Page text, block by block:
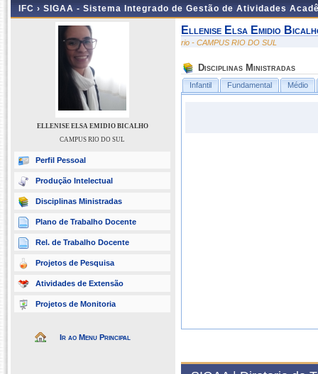
IFC › SIGAA - Sistema Integrado de Gestão de Atividades
ELLENISE ELSA EMIDIO BICALHO
CAMPUS RIO DO SUL
Perfil Pessoal
Produção Intelectual
Disciplinas Ministradas
Plano de Trabalho Docente
Rel. de Trabalho Docente
Projetos de Pesquisa
Atividades de Extensão
Projetos de Monitoria
Ir ao Menu Principal
Ellenise Elsa Emidio
rio - CAMPUS RIO DO SUL
Disciplinas Ministradas
Infantil Fundamental Médio